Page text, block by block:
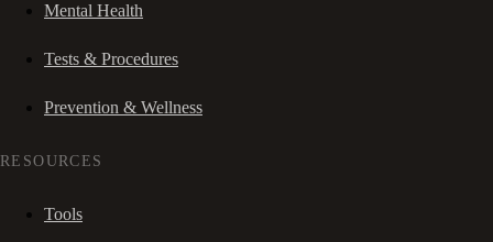
Mental Health
Tests & Procedures
Prevention & Wellness
RESOURCES
Tools